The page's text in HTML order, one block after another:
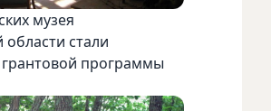
музея
стали
программы